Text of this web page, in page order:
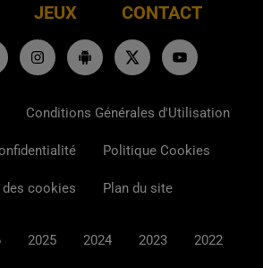
JEUX CONTACT
Conditions Générales d'Utilisation
Politique Cookies
des cookies Plan du site
2025 2024 2023 2022